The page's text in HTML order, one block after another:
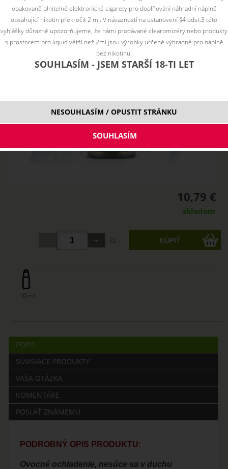
10,79 €
skladom
ks
10 ml
POPIS
SÚVISIACE PRODUKTY
VAŠA OTÁZKA
KOMENTÁRE
POSLAŤ ZNÁMEMU
PODROBNÝ OPIS PRODUKTU:
Ovocné ochladenie, nesúce sa v duchu
opakovaně plnitelné elektronické cigarety pro doplňování náhradní náplně
obsahující nikotin překročit 2 ml. V návaznosti na ustanovení §4 odst.3 této
vyhlášky důrazně upozorňujeme, že námi prodávané clearomizéry nebo produkty
s prostorem pro liquid větší než 2ml jsou výrobky určené výhradně pro náplně
bez nikotinu!
SOUHLASÍM - JSEM STARŠÍ 18-TI LET
NESOUHLASÍM / OPUSTIT STRÁNKU